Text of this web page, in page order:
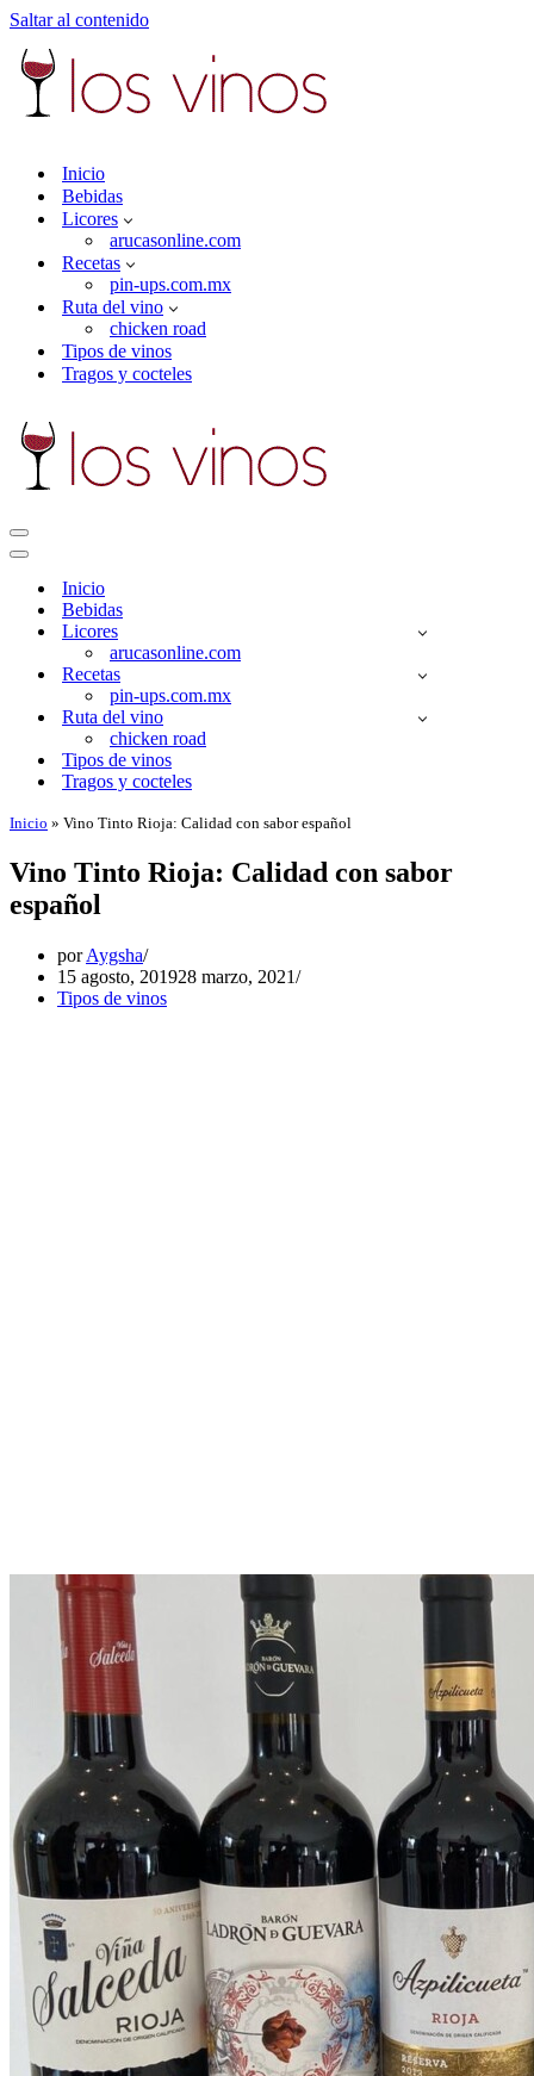
Saltar al contenido
Inicio
Bebidas
Licores
arucasonline.com
Recetas
pin-ups.com.mx
Ruta del vino
chicken road
Tipos de vinos
Tragos y cocteles
Menú
de
Menú
navegación
Inicio
Bebidas
Licores
arucasonline.com
Recetas
pin-ups.com.mx
Ruta del vino
chicken road
Tipos de vinos
Tragos y cocteles
Inicio » Vino Tinto Rioja: Calidad con sabor español
Vino Tinto Rioja: Calidad con sabor
español
porAygsha
15 agosto, 201928 marzo, 2021
Tipos de vinos